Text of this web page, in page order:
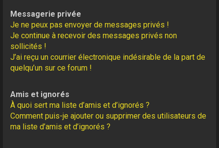
Messagerie privée
Je ne peux pas envoyer de messages privés !
Je continue à recevoir des messages privés non
sollicités !
J’ai reçu un courrier électronique indésirable de la part de
quelqu’un sur ce forum !
Amis et ignorés
À quoi sert ma liste d’amis et d’ignorés ?
Comment puis-je ajouter ou supprimer des utilisateurs de
ma liste d’amis et d’ignorés ?